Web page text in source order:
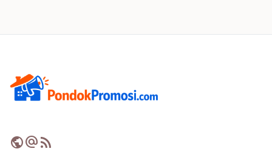
publicalternate_emailrss_feed